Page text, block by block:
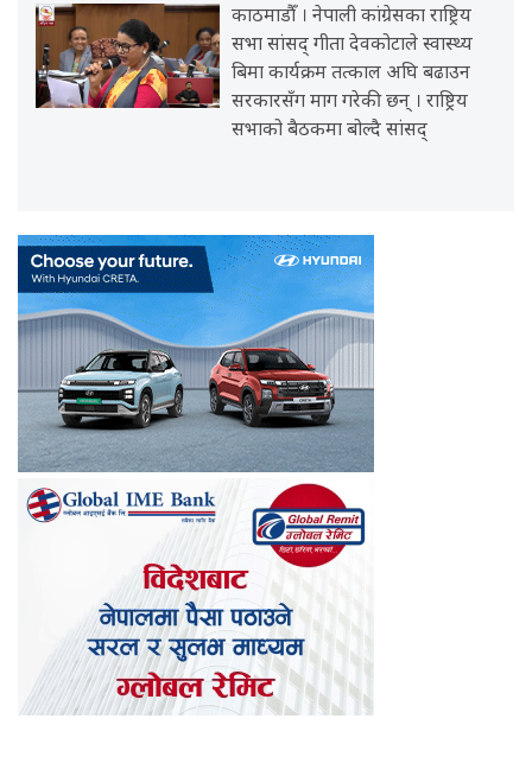
काठमाडौँ । नेपाली कांग्रेसका राष्ट्रिय
सभा सांसद् गीता देवकोटाले स्वास्थ्य
बिमा कार्यक्रम तत्काल अघि बढाउन
सरकारसँग माग गरेकी छन् । राष्ट्रिय
सभाको बैठकमा बोल्दै सांसद्